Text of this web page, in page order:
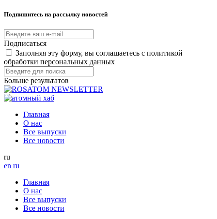
Подпишитесь на рассылку новостей
Подписаться
Заполняя эту форму, вы соглашаетесь с политикой
обработки персональных данных
Больше результатов
Главная
О нас
Все выпуски
Все новости
ru
en ru
Главная
О нас
Все выпуски
Все новости